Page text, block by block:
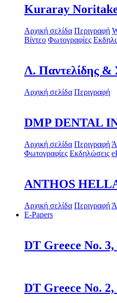
Kuraray
Αρχική σελίδα Περιγραφή
Βίντεο Φωτογραφίες
Λ. Παντελίδης
Αρχική σελίδα Περιγραφή
DMP DENTAL
Αρχική σελίδα Περιγραφή
Φωτογραφίες Εκδηλώσεις
ANTHOS
Αρχική σελίδα Περιγραφή
E-Papers
DT Greece No. 3,
DT Greece No. 2,